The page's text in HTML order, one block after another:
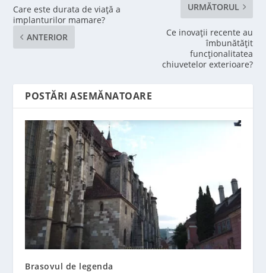
Care este durata de viață a
implanturilor mamare?
ANTERIOR
URMĂTORUL
Ce inovații recente au
îmbunătățit
funcționalitatea
chiuvetelor exterioare?
POSTĂRI ASEMĂNATOARE
Brasovul de legenda